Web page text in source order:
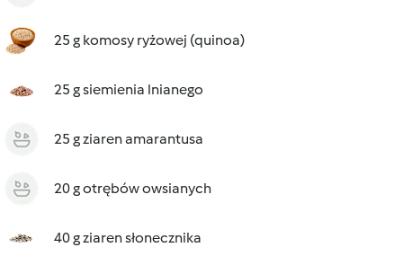
25 g komosy ryżowej (quinoa)
25 g siemienia lnianego
25 g ziaren amarantusa
20 g otrębów owsianych
40 g ziaren słonecznika